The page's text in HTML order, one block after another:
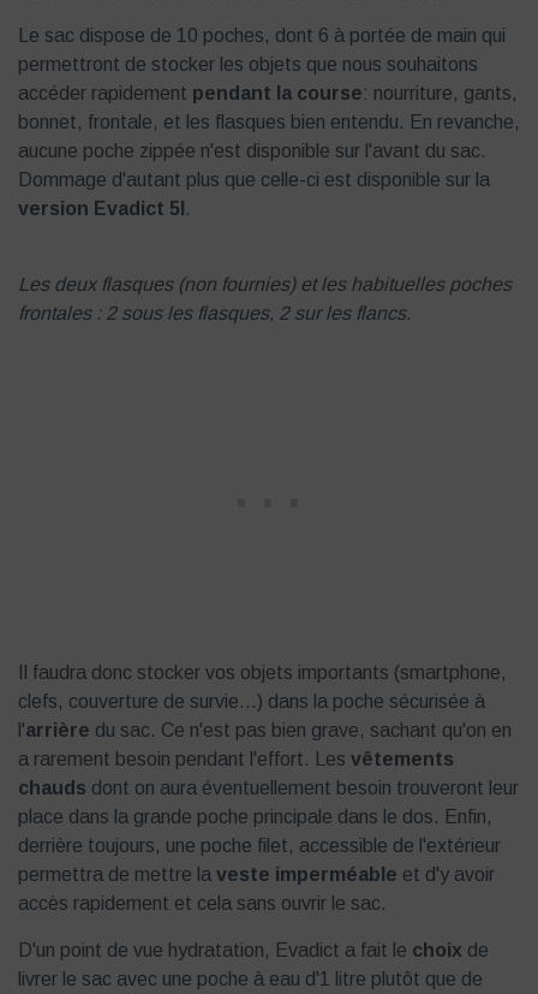
Le sac dispose de 10 poches, dont 6 à portée de main qui
permettront de stocker les objets que nous souhaitons
accéder rapidement pendant la course: nourriture, gants,
bonnet, frontale, et les flasques bien entendu. En revanche,
aucune poche zippée n'est disponible sur l'avant du sac.
Dommage d'autant plus que celle-ci est disponible sur la
version Evadict 5l .
Les deux flasques (non fournies) et les habituelles poches
frontales : 2 sous les flasques, 2 sur les flancs.
Il faudra donc stocker vos objets importants (smartphone,
clefs, couverture de survie...) dans la poche sécurisée à
l'arrière du sac. Ce n'est pas bien grave, sachant qu'on en
a rarement besoin pendant l'effort. Les vêtements
chauds dont on aura éventuellement besoin trouveront leur
place dans la grande poche principale dans le dos. Enfin,
derrière toujours, une poche filet, accessible de l'extérieur
permettra de mettre la veste imperméable et d'y avoir
accès rapidement et cela sans ouvrir le sac.
D'un point de vue hydratation, Evadict a fait le choix de
livrer le sac avec une poche à eau d'1 litre plutôt que de